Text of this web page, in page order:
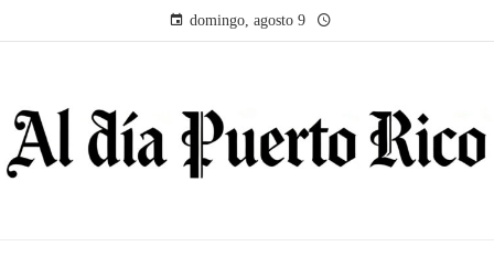
domingo, agosto 9